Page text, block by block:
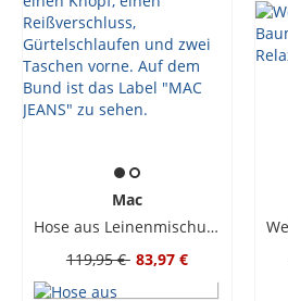
Mac
Hose aus Leinenmischung
119,95 € 83,97 €